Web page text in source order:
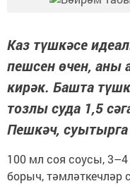
Каз түшкәсе
пешсен өчен, аны
кирәк. Башта
тозлы суда 1,5
Пешкәч,
100 мл соя соусы,
борыч, тәмләткечләр